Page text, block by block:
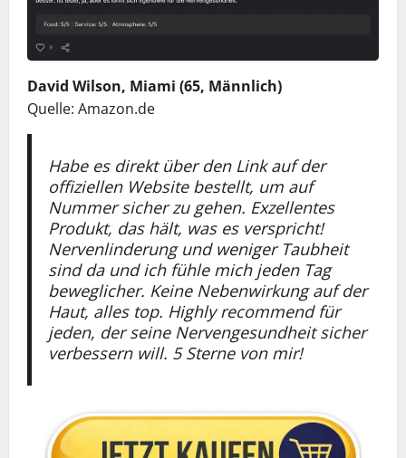
David Wilson, Miami (65, Männlich)
Quelle: Amazon.de
Habe es direkt über den Link auf der
offiziellen Website bestellt, um auf
Nummer sicher zu gehen. Exzellentes
Produkt, das hält, was es verspricht!
Nervenlinderung und weniger Taubheit
sind da und ich fühle mich jeden Tag
beweglicher. Keine Nebenwirkung auf der
Haut, alles top. Highly recommend für
jeden, der seine Nervengesundheit sicher
verbessern will. 5 Sterne von mir!